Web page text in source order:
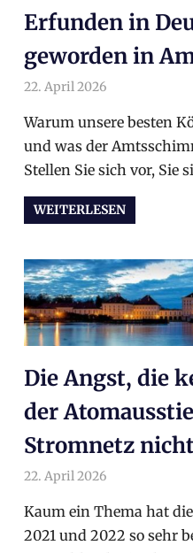
Erfunden in
geworden in
22. April 2026
Warum unsere besten
und was der
Stellen Sie sich vor, Sie
WEITERLESEN
Die Angst, die
der
Stromnetz
22. April 2026
Kaum ein Thema hat
2021 und 2022 so sehr